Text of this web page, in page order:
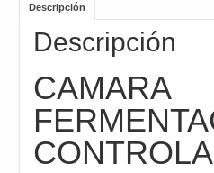
Descripción
Descripción
CAMARA